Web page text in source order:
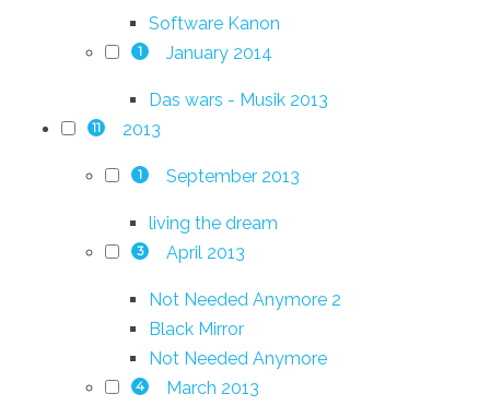
Software Kanon
1 January 2014
Das wars - Musik 2013
11 2013
1 September 2013
living the dream
3 April 2013
Not Needed Anymore 2
Black Mirror
Not Needed Anymore
4 March 2013